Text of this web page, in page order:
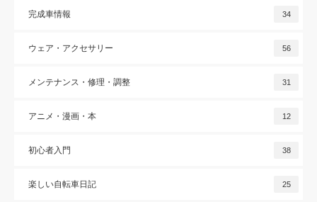
完成車情報 34
ウェア・アクセサリー 56
メンテナンス・修理・調整 31
アニメ・漫画・本 12
初心者入門 38
楽しい自転車日記 25